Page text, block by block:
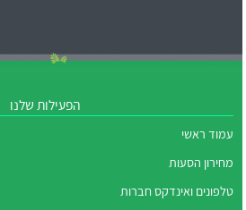
הפעילות שלנו
עמוד ראשי
מחירון הסעות
טלפונים ואינדקס חברות